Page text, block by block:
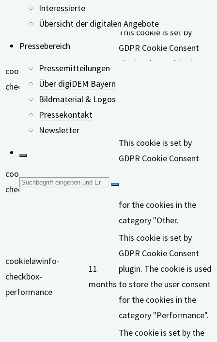
Interessierte
Übersicht der digitalen Angebote
Pressebereich
Pressemitteilungen
Über digiDEM Bayern
Bildmaterial & Logos
Pressekontakt
Newsletter
Suche
cookielawinfo-
checkbox-necessary
11
months
This cookie is set by
GDPR Cookie Consent
plugin. The cookies is
cookielawinfo-
checkbox-others
months
This cookie is set by
GDPR Cookie Consent
for the cookies in the
category "Other.
cookielawinfo-
checkbox-
performance
11
months
This cookie is set by
GDPR Cookie Consent
plugin. The cookie is used
to store the user consent
for the cookies in the
category "Performance".
The cookie is set by the